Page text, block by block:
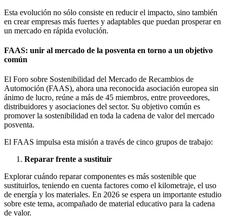
Esta evolución no sólo consiste en reducir el impacto, sino también
en crear empresas más fuertes y adaptables que puedan prosperar en
un mercado en rápida evolución.
FAAS: unir al mercado de la posventa en torno a un objetivo
común
El Foro sobre Sostenibilidad del Mercado de Recambios de
Automoción (FAAS), ahora una reconocida asociación europea sin
ánimo de lucro, reúne a más de 45 miembros, entre proveedores,
distribuidores y asociaciones del sector. Su objetivo común es
promover la sostenibilidad en toda la cadena de valor del mercado
posventa.
El FAAS impulsa esta misión a través de cinco grupos de trabajo:
Reparar frente a sustituir
Explorar cuándo reparar componentes es más sostenible que
sustituirlos, teniendo en cuenta factores como el kilometraje, el uso
de energía y los materiales. En 2026 se espera un importante estudio
sobre este tema, acompañado de material educativo para la cadena
de valor.